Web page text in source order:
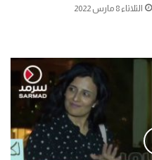
الثلاثاء 8 مارس 2022